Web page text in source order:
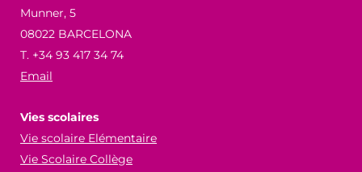
Munner, 5
08022 BARCELONA
T. +34 93 417 34 74
Email
Vies scolaires
Vie scolaire Elémentaire
Vie Scolaire Collège